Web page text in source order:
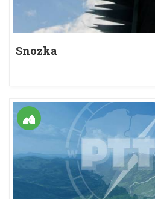
Snozka